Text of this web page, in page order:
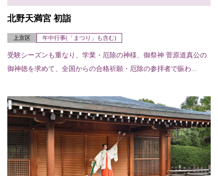
北野天満宮 初詣
上京区 年中行事(「まつり」も含む)
受験シーズンも重なり、学業・厄除の神様、御祭神 菅原道真公の
御神徳を求めて、全国からの合格祈願・厄除の参拝者で賑わ...